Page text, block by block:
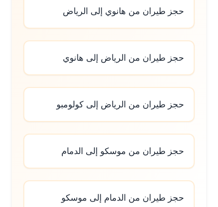
حجز طيران من هانوي إلى الرياض
حجز طيران من الرياض إلى هانوي
حجز طيران من الرياض إلى كولومبو
حجز طيران من موسكو إلى الدمام
حجز طيران من الدمام إلى موسكو